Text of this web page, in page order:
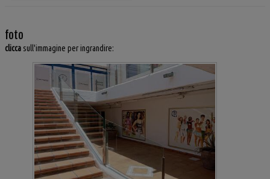
foto
clicca sull'immagine per ingrandire: